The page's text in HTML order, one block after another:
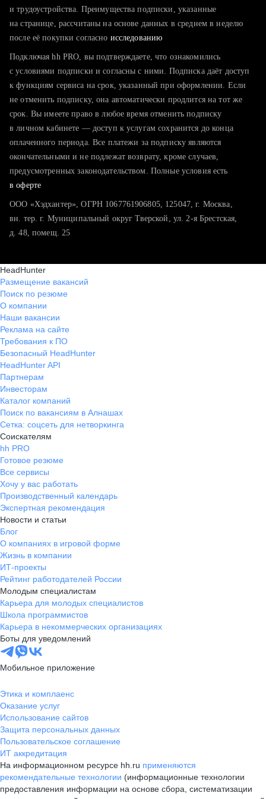
тратите много времени на поиск и вручную поднимаете
хотите сравнить себя с конкурентами и оценить шансы
и трудоустройства. Преимущества подписки, указанные
на странице, рассчитаны на основе данных в среднем в неделю
после её покупки согласно исследованию
Подключая hh PRO, вы подтверждаете, что ознакомились
с условиями подписки и согласны с ними. Подписка даёт доступ
к функциям сервиса на срок, указанный при оформлении. Если
не отменить подписку, она автоматически продлится на тот же
срок. Вы имеете право в любое время отменить подписку
в личном кабинете — доступ к услугам сохранится до конца
оплаченного периода. Все платежи за подписку являются
окончательными и не подлежат возврату, кроме случаев,
предусмотренных законодательством. Полные условия есть
в оферте
ООО «Хэдхантер», ОГРН 1067761906805, 125047, г. Москва,
вн. тер. г. Муниципальный округ Тверской, ул. 2-я Брестская,
д. 48, помещ. 25
HeadHunter
Размещение вакансий
Поиск по резюме
О компании
Наши вакансии
Реклама на сайте
Требования к ПО
Безопасный HeadHunter
HeadHunter API
Партнерам
Инвесторам
Каталог компаний
Поиск по вакансиям в Алнашах
Сетка: соцсеть для нетворкинга
Соискателям
hh PRO
Готовое резюме
Все сервисы
Хочу у вас работать
Производственный календарь
Экспертная рекомендация
Новости и статьи
Блог
О компаниях в игровой форме
Жизнь в компании
ИТ-проекты
Рейтинг работодателей России
Молодым специалистам
Карьера для молодых специалистов
Школа программистов
Карьера в некоммерческих организациях
Боты для уведомлений
Мобильное приложение
Этика и комплаенс
Оказание услуг
Использование сайтов
Защита персональных данных
Пользовательское соглашение
ИТ аккредитация
На информационном ресурсе hh.ru применяются
рекомендательные технологии (информационные технологии
предоставления информации на основе сбора, систематизации